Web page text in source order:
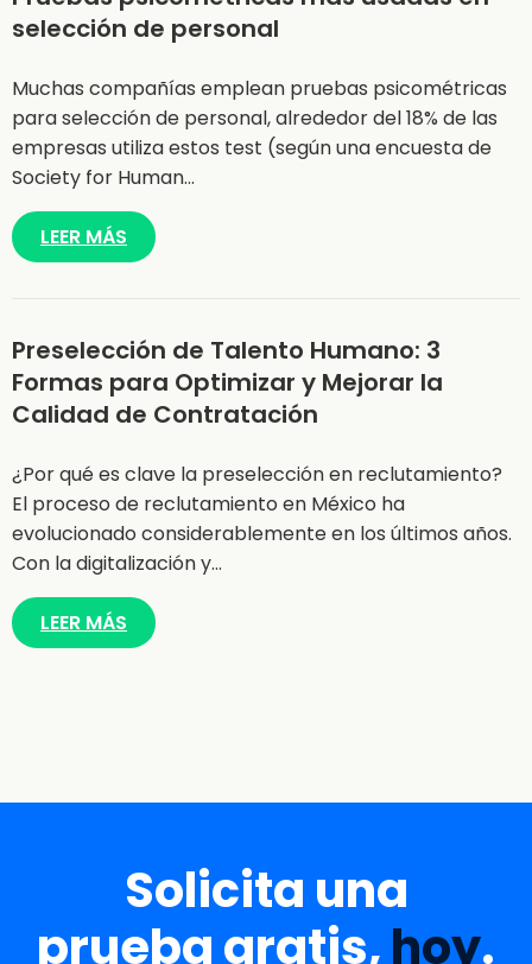
selección de personal
Muchas compañías emplean pruebas psicométricas
para selección de personal, alrededor del 18% de las
empresas utiliza estos test (según una encuesta de
Society for Human…
LEER MÁS
Preselección de Talento Humano: 3
Formas para Optimizar y Mejorar la
Calidad de Contratación
¿Por qué es clave la preselección en reclutamiento?
El proceso de reclutamiento en México ha
evolucionado considerablemente en los últimos años.
Con la digitalización y…
LEER MÁS
Solicita una
prueba gratis,hoy.